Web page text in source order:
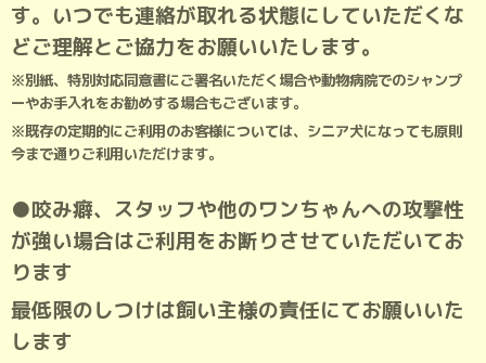
す。いつでも連絡が取れる状態にしていただくな
どご理解とご協力をお願いいたします。
※別紙、特別対応同意書にご署名いただく場合や動物病院でのシャンプ
ーやお手入れをお勧めする場合もございます。
※既存の定期的にご利用のお客様については、 シニア犬になっても原則
今まで通りご利用いただけます。
●咬み癖、スタッフや他のワンちゃんへの攻撃性
が強い場合はご利用をお断りさせていただいてお
ります
最低限のしつけは飼い主様の責任にてお願いいた
します